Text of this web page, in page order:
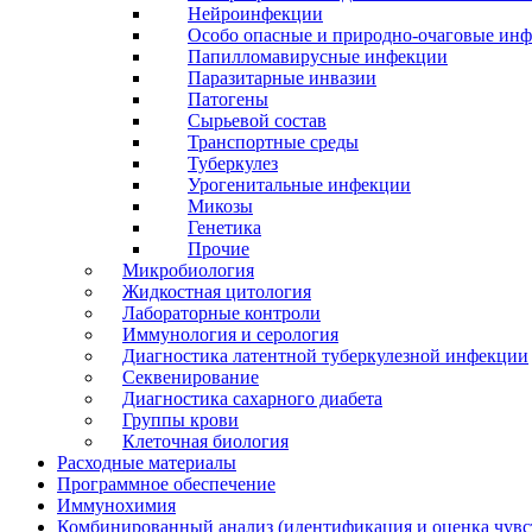
Нейроинфекции
Особо опасные и природно-очаговые
Папилломавирусные инфекции
Паразитарные инвазии
Патогены
Сырьевой состав
Транспортные среды
Туберкулез
Урогенитальные инфекции
Микозы
Генетика
Прочие
Микробиология
Жидкостная цитология
Лабораторные контроли
Иммунология и серология
Диагностика латентной туберкулезной инфекции
Секвенирование
Диагностика сахарного диабета
Группы крови
Клеточная биология
Расходные материалы
Программное обеспечение
Иммунохимия
Комбинированный анализ (идентификация и оценка